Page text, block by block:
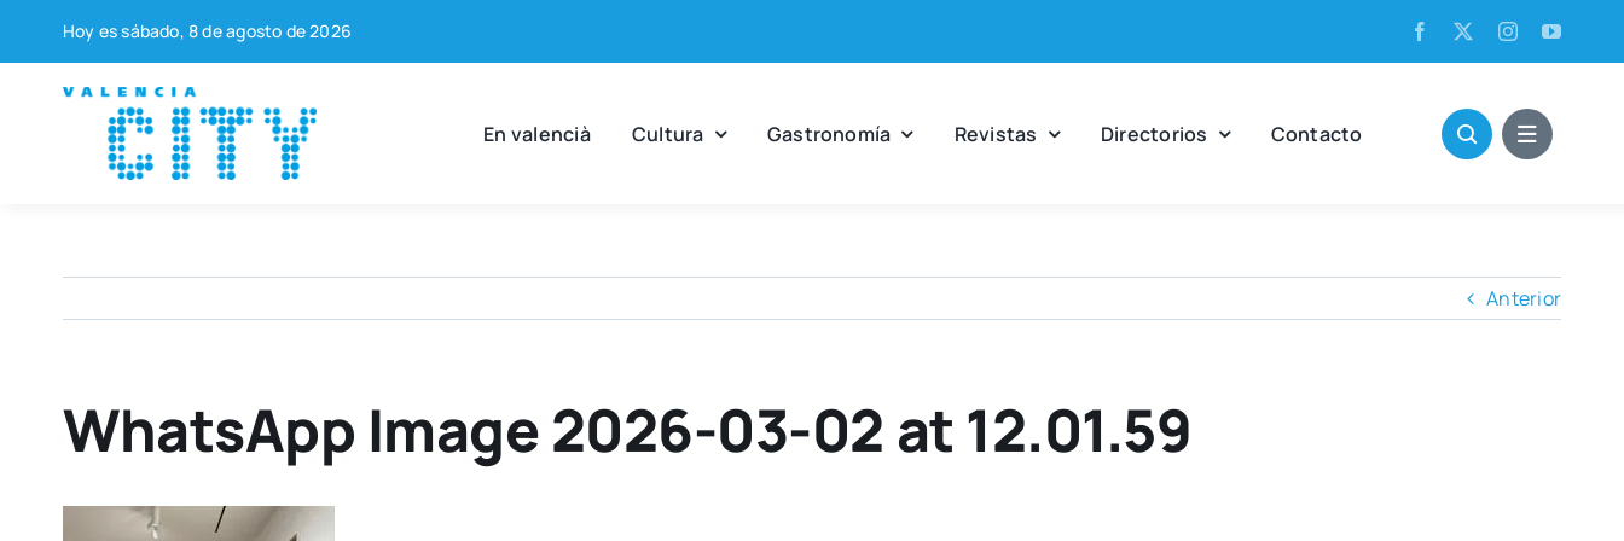
contenido
Hoy es sába­do, 8 de agos­to de 2026
En valen­cià Cul­tu­ra Gas­tro­no­mía Revis­tas Direc­to­rios Con­tac­to
Anterior
WhatsApp Image 2026-03-02 at 12.01.59